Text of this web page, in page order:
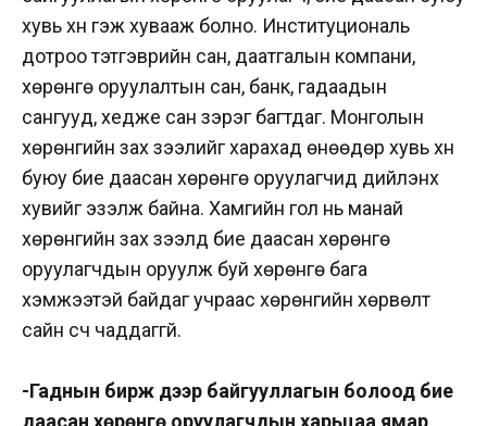
хувь хүн гэж хувааж болно. Институциональ
дотроо тэтгэврийн сан, даатгалын компани,
хөрөнгө оруулалтын сан, банк, гадаадын
сангууд, хедже сан зэрэг багтдаг. Монголын
хөрөнгийн зах зээлийг харахад өнөөдөр хувь хүн
буюу бие даасан хөрөнгө оруулагчид дийлэнх
хувийг эзэлж байна. Хамгийн гол нь манай
хөрөнгийн зах зээлд бие даасан хөрөнгө
оруулагчдын оруулж буй хөрөнгө бага
хэмжээтэй байдаг учраас хөрөнгийн хөрвөлт
сайн үүсч чаддаггүй.
-Гаднын бирж дээр байгууллагын болоод бие